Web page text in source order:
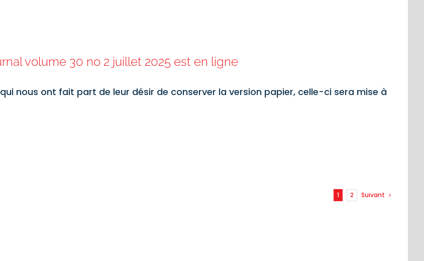
volume 30 no 2 juillet 2025 est en ligne
nous ont fait part de leur désir de conserver la version papier, celle-ci sera mise à
1 2 Suivant